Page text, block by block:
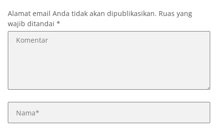
Alamat email Anda tidak akan dipublikasikan. Ruas yang
wajib ditandai *